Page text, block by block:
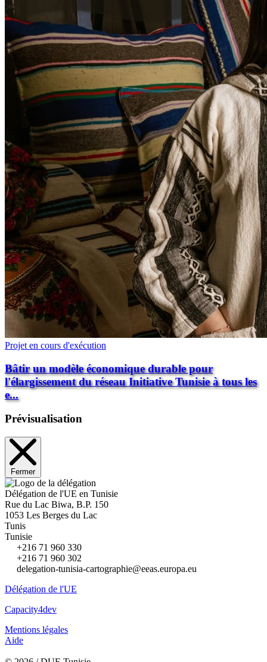
Projet en cours d'exécution
Bâtir un modèle économique durable pour
l'élargissement du réseau Initiative Tunisie à tous les
e...
Prévisualisation
Fermer
Délégation de l'UE en Tunisie
Rue du Lac Biwa, B.P. 150
1053 Les Berges du Lac
Tunis
Tunisie
+216 71 960 330
+216 71 960 302
delegation-tunisia-cartographie@eeas.europa.eu
Délégation de l'UE
Capacity4dev
Mentions légales
Aide